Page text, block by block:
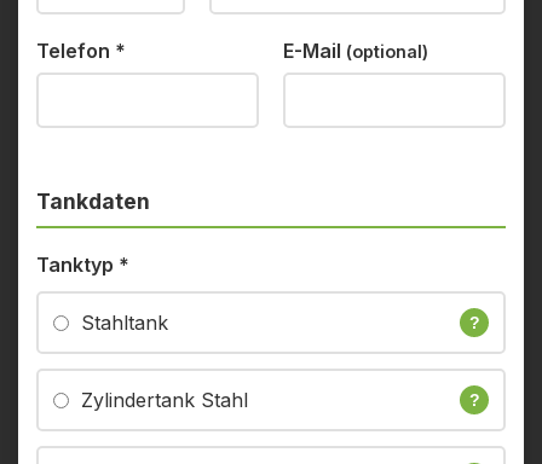
Telefon * E-Mail (optional)
Tankdaten
Tanktyp *
Stahltank ?
Zylindertank Stahl ?